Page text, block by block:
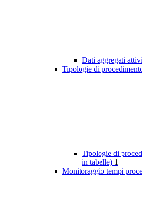
Dati aggregati
Tipologie di
Tipologie di
in tabelle) 1
Monitoraggio tempi